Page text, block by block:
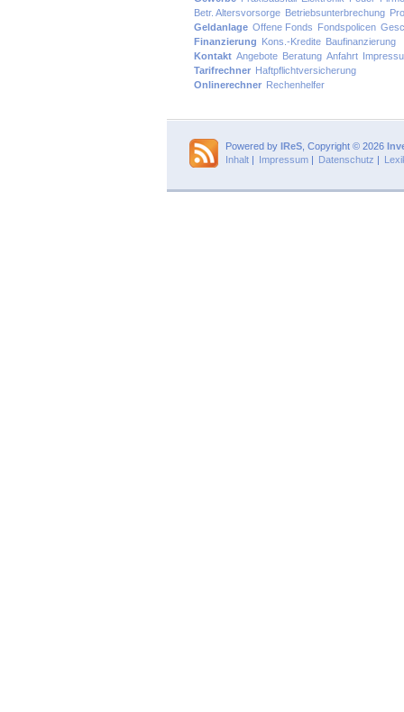
Betr. Altersvorsorge Betriebsunterbrechung
Geldanlage Offene Fonds Fondspolicen
Finanzierung Kons.-Kredite Baufinanzierung
Kontakt Angebote Beratung Anfahrt
Tarifrechner Haftpflichtversicherung
Onlinerechner Rechenhelfer
Powered by IReS , Copyright © 2026
Inhalt | Impressum | Datenschutz |